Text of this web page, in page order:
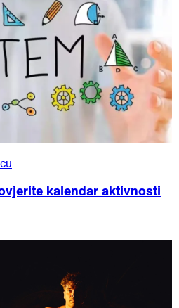
kalendar aktivnosti